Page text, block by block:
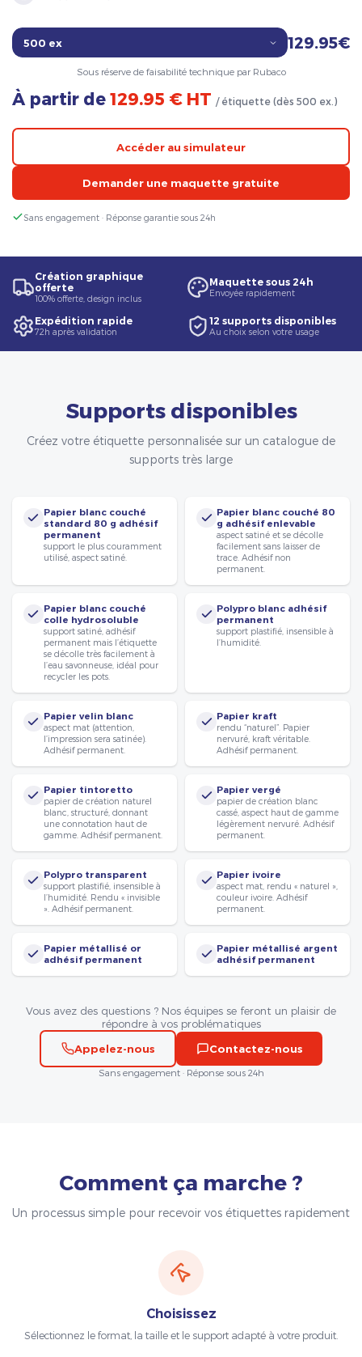
129.95€
Sous réserve de faisabilité technique par Rubaco
À partir de 129.95 € HT / étiquette (dès 500 ex.)
Accéder au simulateur
Demander une maquette gratuite
Sans engagement · Réponse garantie sous 24h
Création graphique
offerte
100% offerte, design inclus
Maquette sous 24h
Envoyée rapidement
Expédition rapide
72h après validation
12 supports disponibles
Au choix selon votre usage
Supports disponibles
Créez votre étiquette personnalisée sur un catalogue de
supports très large
Papier blanc couché
standard 80 g adhésif
permanent
support le plus couramment
utilisé, aspect satiné.
Papier blanc couché 80
g adhésif enlevable
aspect satiné et se décolle
facilement sans laisser de
trace. Adhésif non
permanent.
Papier blanc couché
colle hydrosoluble
support satiné, adhésif
permanent mais l’étiquette
se décolle très facilement à
l’eau savonneuse, idéal pour
recycler les pots.
Polypro blanc adhésif
permanent
support plastifié, insensible à
l’humidité.
Papier velin blanc
aspect mat (attention,
l’impression sera satinée).
Adhésif permanent.
Papier kraft
rendu “naturel”. Papier
nervuré, kraft véritable.
Adhésif permanent.
Papier tintoretto
papier de création naturel
blanc, structuré, donnant
une connotation haut de
gamme. Adhésif permanent.
Papier vergé
papier de création blanc
cassé, aspect haut de gamme
légèrement nervuré. Adhésif
permanent.
Polypro transparent
support plastifié, insensible à
l’humidité. Rendu « invisible
». Adhésif permanent.
Papier ivoire
aspect mat, rendu « naturel »,
couleur ivoire. Adhésif
permanent.
Papier métallisé or
adhésif permanent
Papier métallisé argent
adhésif permanent
Vous avez des questions ? Nos équipes se feront un plaisir de
répondre à vos problématiques
Appelez-nous
Contactez-nous
Sans engagement · Réponse sous 24h
Comment ça marche ?
Un processus simple pour recevoir vos étiquettes rapidement
Choisissez
Sélectionnez le format, la taille et le support adapté à votre produit.